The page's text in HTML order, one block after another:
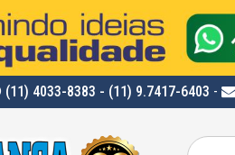
(11) 4033-8383 - (11) 9.7417-6403 -
Pesquisar